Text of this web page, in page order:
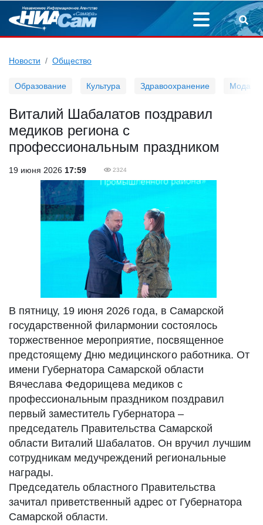
Новости Общество
Образование Культура Здравоохранение Мода
Виталий Шабалатов поздравил
медиков региона с
профессиональным праздником
19 июня 2026 17:59 2324
В пятницу, 19 июня 2026 года, в Самарской
государственной филармонии состоялось
торжественное мероприятие, посвященное
предстоящему Дню медицинского работника. От
имени Губернатора Самарской области
Вячеслава Федорищева медиков с
профессиональным праздником поздравил
первый заместитель Губернатора –
председатель Правительства Самарской
области Виталий Шабалатов. Он вручил лучшим
сотрудникам медучреждений региональные
награды.
Председатель областного Правительства
зачитал приветственный адрес от Губернатора
Самарской области.